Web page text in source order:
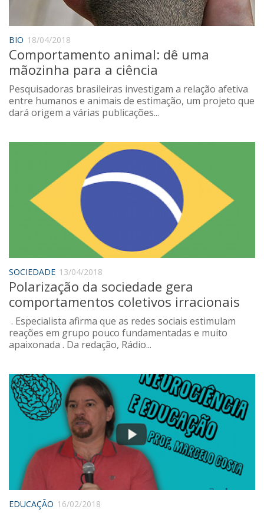
Mural do IP
Perfil
Commentor
Lançamento
Psico-HQ
Alfabetização
Transtorno do Espectro Autista
Contato
Sobre o Portal
BIO 18/04/2018
Comportamento animal: dê uma
mãozinha para a ciência
Pesquisadoras brasileiras investigam a relação afetiva
entre humanos e animais de estimação, um projeto que
dará origem a várias publicações...
SOCIEDADE 13/04/2018
Polarização da sociedade gera
comportamentos coletivos irracionais
. Especialista afirma que as redes sociais estimulam
reações em grupo pouco fundamentadas e muito
apaixonada . Da redação, Rádio...
EDUCAÇÃO 16/02/2018